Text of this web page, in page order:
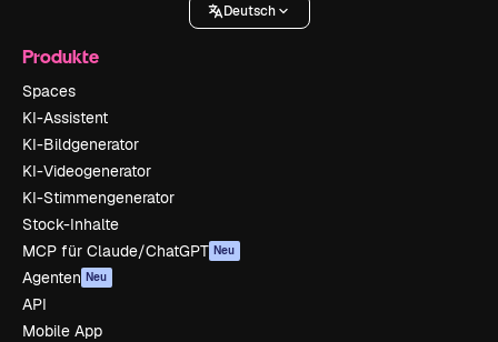
Deutsch
Produkte
Spaces
KI-Assistent
KI-Bildgenerator
KI-Videogenerator
KI-Stimmengenerator
Stock-Inhalte
MCP für Claude/ChatGPT Neu
Agenten Neu
API
Mobile App